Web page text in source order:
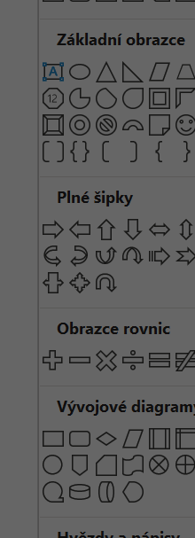
Adobe InDesign -25%
Adobe After Effects
Blender
Inkscape
Fotografovanie -80%
Video
Fórum